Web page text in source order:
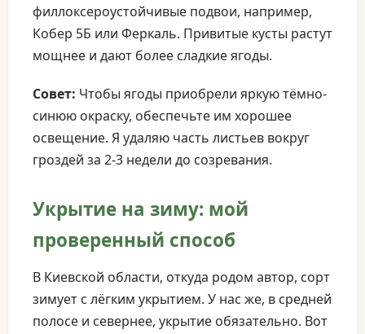
филлоксероустойчивые подвои, например,
Кобер 5Б или Феркаль. Привитые кусты растут
мощнее и дают более сладкие ягоды.
Совет: Чтобы ягоды приобрели яркую тёмно-
синюю окраску, обеспечьте им хорошее
освещение. Я удаляю часть листьев вокруг
гроздей за 2-3 недели до созревания.
Укрытие на зиму: мой
проверенный способ
В Киевской области, откуда родом автор, сорт
зимует с лёгким укрытием. У нас же, в средней
полосе и севернее, укрытие обязательно. Вот